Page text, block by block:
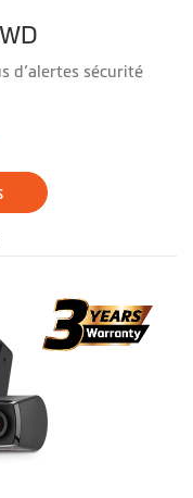
d’alertes sécurité